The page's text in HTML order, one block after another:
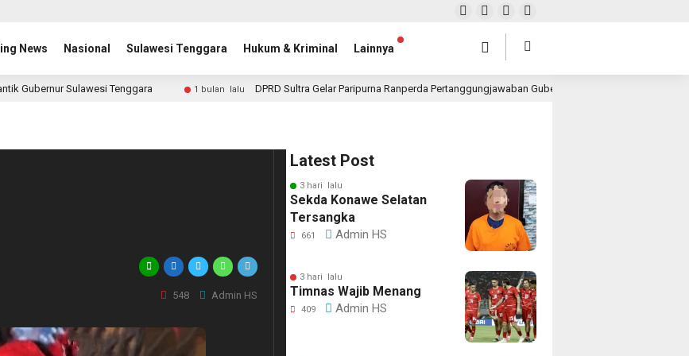
News Nasional Sulawesi Tenggara Hukum & Kriminal Lainnya
Gubernur Sulawesi Tenggara 1 bulan lalu DPRD Sultra Gelar Paripurna Ranperda Pertanggungjawaban Gubernur 2025, Realisasi APBD
548 Admin HS
Latest Post
3 hari lalu
Sekda Konawe Selatan
Tersangka
661 Admin HS
3 hari lalu
Timnas Wajib Menang
409 Admin HS